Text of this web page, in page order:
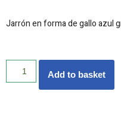
Jarrón en forma de gallo azul
Add to basket